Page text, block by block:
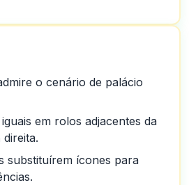
o cenário de palácio
em rolos adjacentes da
substituírem ícones para